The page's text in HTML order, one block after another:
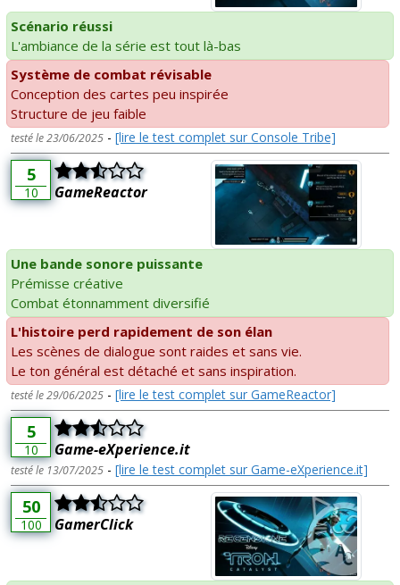
Scénario réussi
L'ambiance de la série est tout là-bas
Système de combat révisable
Conception des cartes peu inspirée
Structure de jeu faible
testé le 23/06/2025 - [lire le test complet sur Console Tribe]
5
10 GameReactor
Une bande sonore puissante
Prémisse créative
Combat étonnamment diversifié
L'histoire perd rapidement de son élan
Les scènes de dialogue sont raides et sans vie.
Le ton général est détaché et sans inspiration.
testé le 29/06/2025 - [lire le test complet sur GameReactor]
5
10 Game-eXperience.it
testé le 13/07/2025 - [lire le test complet sur Game-eXperience.it]
50
100 GamerClick